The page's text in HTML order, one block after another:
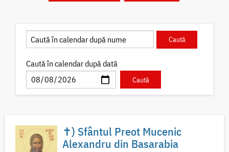
Caută în calendar după dată
✝) Sfântul Preot Mucenic
Alexandru din Basarabia